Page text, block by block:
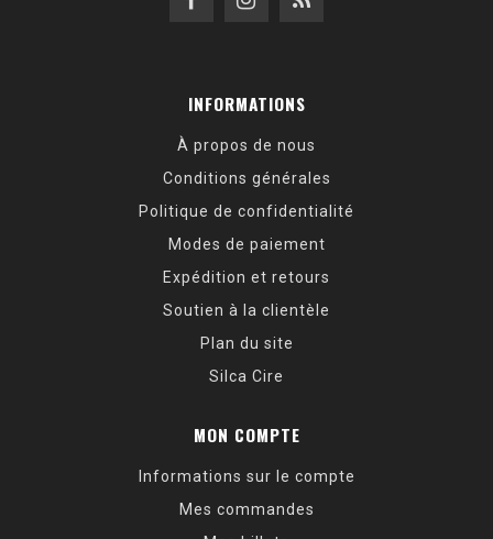
INFORMATIONS
À propos de nous
Conditions générales
Politique de confidentialité
Modes de paiement
Expédition et retours
Soutien à la clientèle
Plan du site
Silca Cire
MON COMPTE
Informations sur le compte
Mes commandes